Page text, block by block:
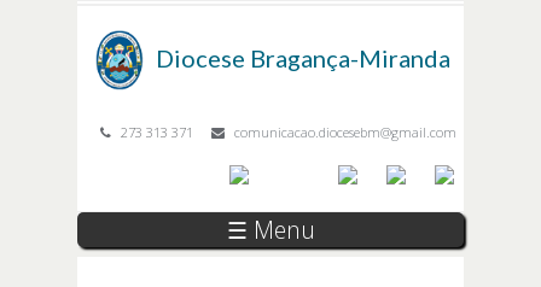
Diocese Bragança-Miranda
273 313 371 comunicacao.diocesebm@gmail.com
☰ Menu